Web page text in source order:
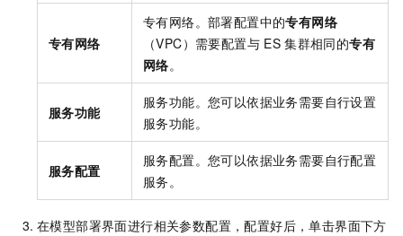
专有网络
专有网络。部署配置中的专有网络
（VPC）需要配置与 ES 集群相同的专有
网络。
服务功能
服务功能。您可以依据业务需要自行设置
服务功能。
服务配置
服务配置。您可以依据业务需要自行配置
服务。
在模型部署界面进行相关参数配置，配置好后，单击界面下方